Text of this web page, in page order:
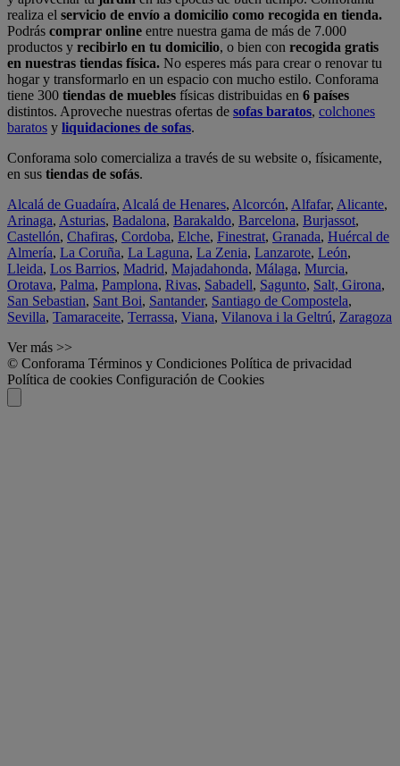
realiza el servicio de envío a domicilio como recogida en tienda.
Podrás comprar online entre nuestra gama de más de 7.000
productos y recibirlo en tu domicilio, o bien con recogida gratis
en nuestras tiendas física. No esperes más para crear o renovar tu
hogar y transformarlo en un espacio con mucho estilo. Conforama
tiene 300 tiendas de muebles físicas distribuidas en 6 países
distintos. Aproveche nuestras ofertas de sofas baratos, colchones
baratos y liquidaciones de sofas.
Conforama solo comercializa a través de su website o, físicamente,
en sus tiendas de sofás.
Alcalá de Guadaíra, Alcalá de Henares, Alcorcón, Alfafar, Alicante,
Arinaga, Asturias, Badalona, Barakaldo, Barcelona, Burjassot,
Castellón, Chafiras, Cordoba, Elche, Finestrat, Granada, Huércal de
Almería, La Coruña, La Laguna, La Zenia, Lanzarote, León,
Lleida, Los Barrios, Madrid, Majadahonda, Málaga, Murcia,
Orotava, Palma, Pamplona, Rivas, Sabadell, Sagunto, Salt, Girona,
San Sebastian, Sant Boi, Santander, Santiago de Compostela,
Sevilla, Tamaraceite, Terrassa, Viana, Vilanova i la Geltrú, Zaragoza
Ver más >>
© Conforama Términos y Condiciones Política de privacidad
Política de cookies Configuración de Cookies